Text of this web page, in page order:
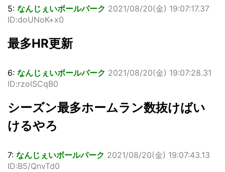
5: なんじぇいボールパーク 2021/08/20(金) 19:07:17.37
ID:doUNoK+x0
最多HR更新
6: なんじぇいボールパーク 2021/08/20(金) 19:07:28.31
ID:rzolSCqB0
シーズン最多ホームラン数抜けばい
けるやろ
7: なんじぇいボールパーク 2021/08/20(金) 19:07:43.13
ID:B5/QnvTd0